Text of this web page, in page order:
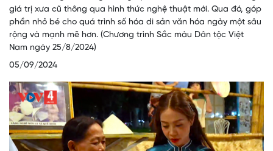
giá trị xưa cũ thông qua hình thức nghệ thuật mới. Qua đó, góp
phần nhỏ bé cho quá trình số hóa di sản văn hóa ngày một sâu
rộng và mạnh mẽ hơn. (Chương trình Sắc màu Dân tộc Việt
Nam ngày 25/8/2024)
05/09/2024